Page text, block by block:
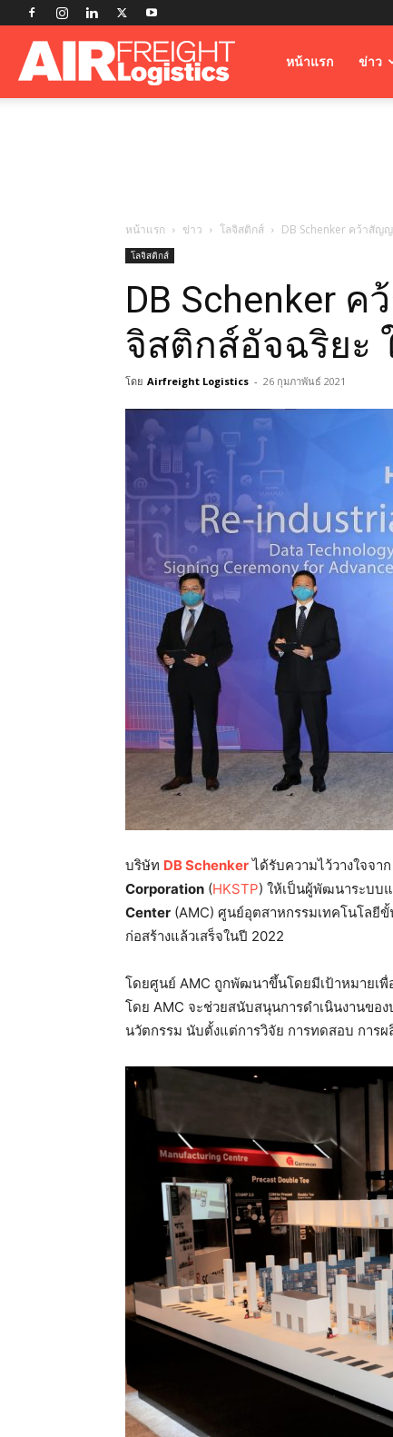
Airfreightหน้าแรก ข่าว
หน้าแรก ข่าว โลจิสติกส์ DB Schenker คว้าสัญ
โลจิสติกส์
DB Schenker
จิสติกส์อัจฉริยะ
โดย Airfreight Logistics - 26 กุมภาพันธ์ 2021
บริษัท DB Schenkerได้รับความไว้วางใจจา
Corporation (HKSTP) ให้เป็นผู้พัฒนาระบบ
Center (AMC) ศูนย์อุตสาหกรรมเทคโนโลยี
ก่อสร้างแล้วเสร็จในปี 2022
โดยศูนย์ AMC ถูกพัฒนาขึ้นโดยมีเป้าหมายเ
โดย AMC จะช่วยสนับสนุนการดำเนินงานขอ
นวัตกรรม นับตั้งแต่การวิจัย การทดสอบ การ